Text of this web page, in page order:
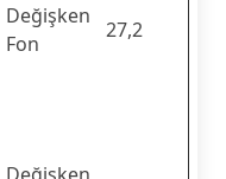
Değişken
Fon
27,2
Değişken